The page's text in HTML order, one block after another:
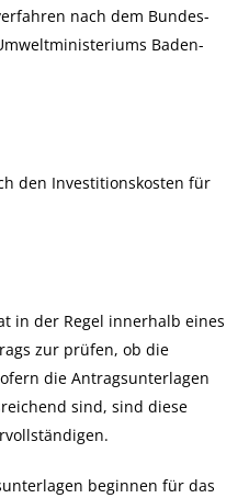
nach dem Bundes-
Baden-
den Investitionskosten für
in der Regel innerhalb eines
zur prüfen, ob die
die Antragsunterlagen
sind, sind diese
beginnen für das